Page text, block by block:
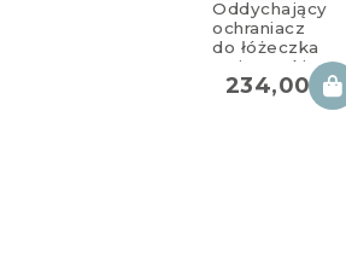
Oddychający
ochraniacz
do łóżeczka
z siateczki
star copse
234,00 zł